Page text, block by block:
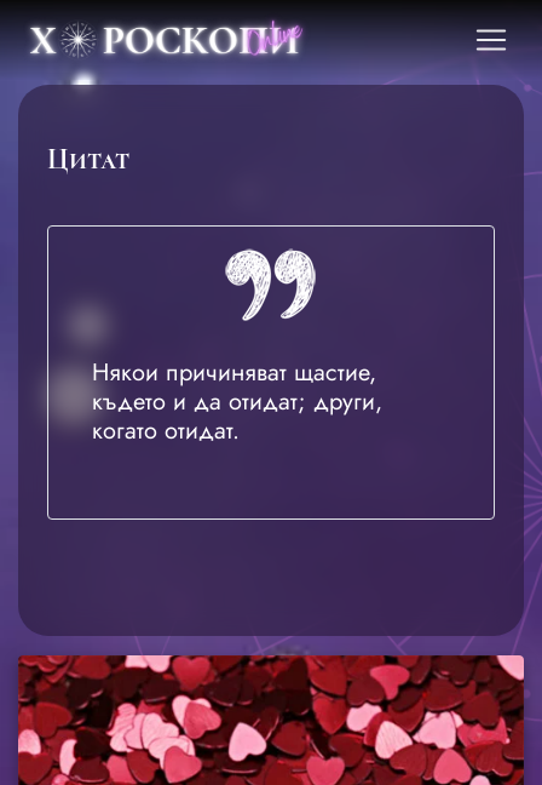
Цитат
Някои причиняват щастие,
където и да отидат; други,
когато отидат.